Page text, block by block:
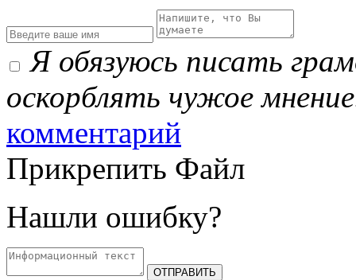
Я обязуюсь писать
оскорблять чужое
комментарий
Прикрепить Файл
Нашли ошибку?